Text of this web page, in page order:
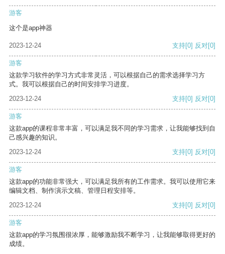
游客
这个是app神器
2023-12-24 支持[0] 反对[0]
游客
这款学习软件的学习方式非常灵活，可以根据自己的需求选择学习方
式。我可以根据自己的时间安排学习进度。
2023-12-24
支持[0] 反对[0]
游客
这款app的课程非常丰富，可以满足我不同的学习需求，让我能够找到自
己感兴趣的知识。
2023-12-24
支持[0] 反对[0]
游客
这款app的功能非常强大，可以满足我所有的工作需求。我可以使用它来
编辑文档、制作演示文稿、管理日程安排等。
2023-12-24
支持[0] 反对[0]
游客
这款app的学习氛围很浓厚，能够激励我不断学习，让我能够取得更好的
成绩。